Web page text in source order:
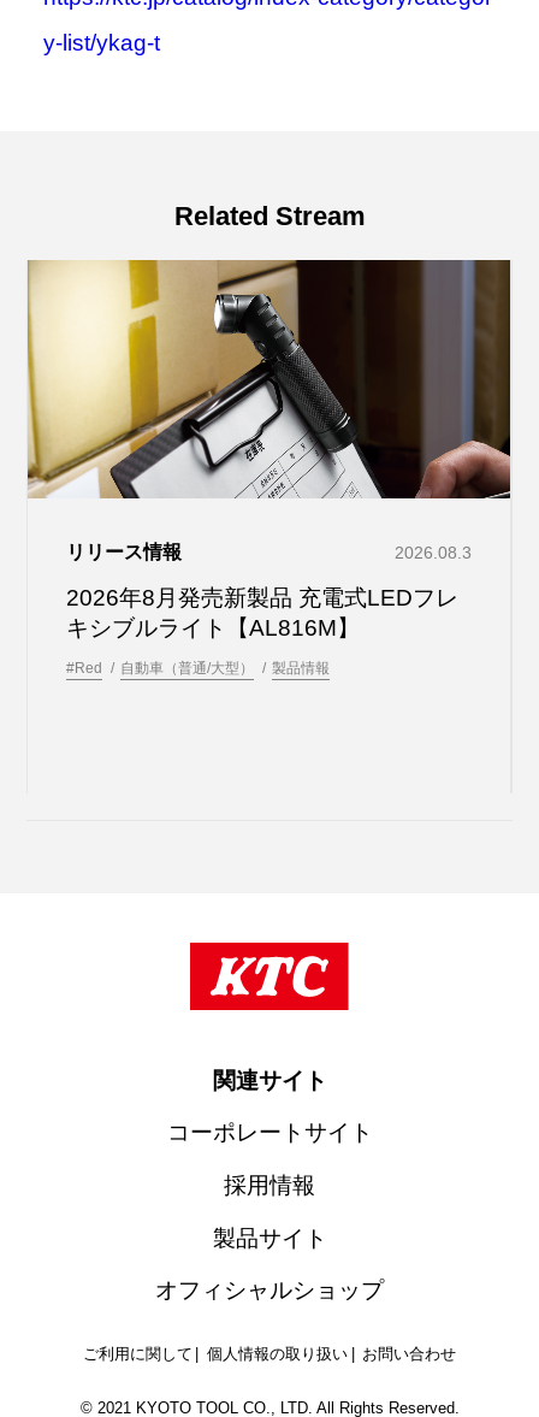
y-list/ykag-t
Related Stream
リリース情報 2026.08.3
2026年8月発売新製品 充電式LEDフレ
キシブルライト【AL816M】
#Red 自動車（普通/大型） 製品情報
関連サイト
コーポレートサイト
採用情報
製品サイト
オフィシャルショップ
ご利用に関して 個人情報の取り扱い お問い合わせ
© 2021 KYOTO TOOL CO., LTD. All Rights Reserved.